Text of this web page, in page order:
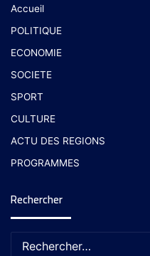
Accueil
POLITIQUE
ECONOMIE
SOCIETE
SPORT
CULTURE
ACTU DES REGIONS
PROGRAMMES
Rechercher